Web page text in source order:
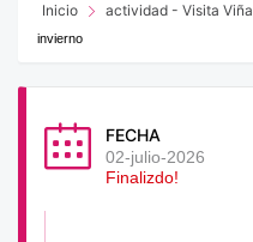
sistemaInicio actividad - Visita Viña
invierno
FECHA
02-julio-2026
Finalizdo!